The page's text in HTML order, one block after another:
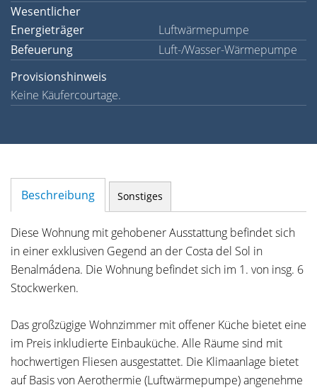
Wesentlicher
Energieträger
Luftwärmepumpe
Befeuerung
Luft-/Wasser-Wärmepumpe
Provisionshinweis
Keine Käufercourtage.
Beschreibung Sonstiges
Diese Wohnung mit gehobener Ausstattung befindet sich
in einer exklusiven Gegend an der Costa del Sol in
Benalmádena. Die Wohnung befindet sich im 1. von insg. 6
Stockwerken.
Das großzügige Wohnzimmer mit offener Küche bietet eine
im Preis inkludierte Einbauküche. Alle Räume sind mit
hochwertigen Fliesen ausgestattet. Die Klimaanlage bietet
auf Basis von Aerothermie (Luftwärmepumpe) angenehme